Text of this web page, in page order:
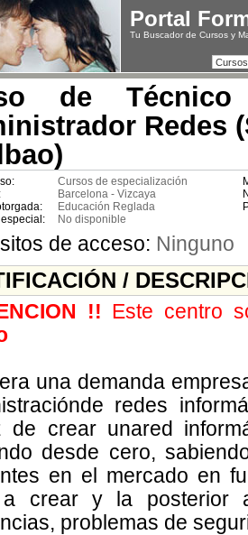
Portal
Tu Buscador de Cursos y
de
Redes
Cursos de especialización
Barcelona - Vizcaya
Educación Reglada
No disponible
de acceso: Ninguno
/
!! Este centro
una demanda
redes
de crear unared
desde cero,
en el mercado en
crear y la posterior
problemas de